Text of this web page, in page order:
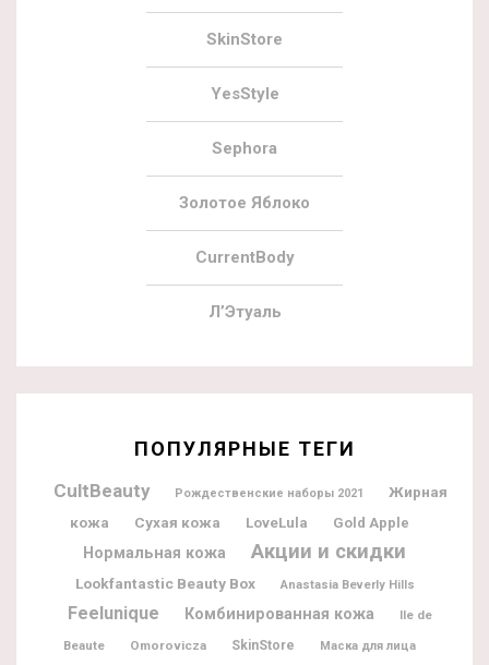
SkinStore
YesStyle
Sephora
Золотое Яблоко
CurrentBody
Л’Этуаль
ПОПУЛЯРНЫЕ ТЕГИ
CultBeauty Рождественские наборы 2021
Жирная
кожа
Сухая кожа LoveLula Gold Apple
Нормальная кожа Акции и скидки
Lookfantastic Beauty Box Anastasia Beverly Hills
Feelunique Комбинированная кожа
Ile de
Beaute
Omorovicza SkinStore Маска для лица